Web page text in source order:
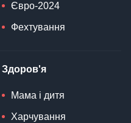
Євро-2024
Фехтування
Здоров'я
Мама і дитя
Харчування